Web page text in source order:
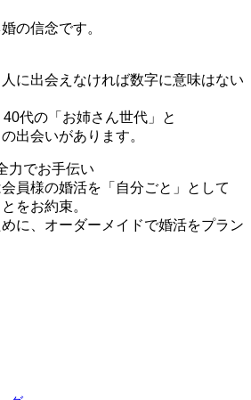
の信念です。
に出会えなければ数字に意味はない
代の「お姉さん世代」と
出会いがあります。
力でお手伝い
員様の婚活を「自分ごと」として
をお約束。
に、オーダーメイドで婚活をプラン